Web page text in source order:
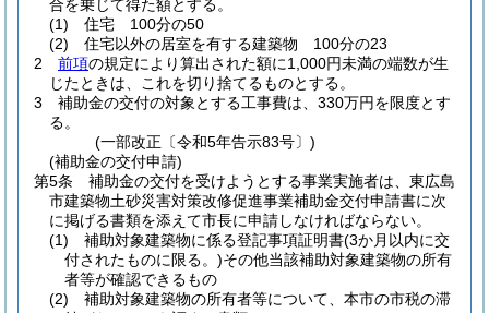
合を乗じて得た額とする。
(1)
住宅 100分の50
(2)
住宅以外の居室を有する建築物 100分の23
2
前項の規定により算出された額に1,000円未満の端数が生
じたときは、これを切り捨てるものとする。
3
補助金の交付の対象とする工事費は、330万円を限度とす
る。
(一部改正〔令和5年告示83号〕)
(補助金の交付申請)
第5条
補助金の交付を受けようとする事業実施者は、東広島
市建築物土砂災害対策改修促進事業補助金交付申請書に次
に掲げる書類を添えて市長に申請しなければならない。
(1)
補助対象建築物に係る登記事項証明書(3か月以内に交
付されたものに限る。)その他当該補助対象建築物の所有
者等が確認できるもの
(2)
補助対象建築物の所有者等について、本市の市税の滞